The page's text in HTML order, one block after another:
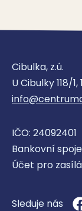
Cibulka, z.ú.
U Cibulky 118/
IČO: 24092401
Bankovní
Účet pro
Sleduje nás